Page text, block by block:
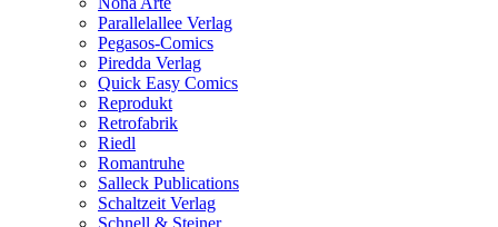
Parallelallee Verlag
Pegasos-Comics
Piredda Verlag
Quick Easy Comics
Reprodukt
Retrofabrik
Riedl
Romantruhe
Salleck Publications
Schaltzeit Verlag
Schnell & Steiner